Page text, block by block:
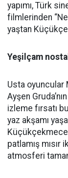
yapımı, Türk
filmlerinden
yaştan
Yeşilçam
Usta oyuncular
Ayşen
izleme fırsatı
yaz akşamı
patlamış mısır
atmosferi